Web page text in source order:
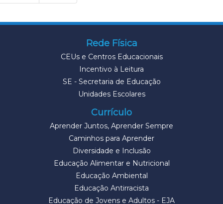
Rede Física
CEUs e Centros Educacionais
Incentivo à Leitura
SE - Secretaria de Educação
Unidades Escolares
Currículo
Aprender Juntos, Aprender Sempre
Caminhos para Aprender
Diversidade e Inclusão
Educação Alimentar e Nutricional
Educação Ambiental
Educação Antirracista
Educação de Jovens e Adultos - EJA